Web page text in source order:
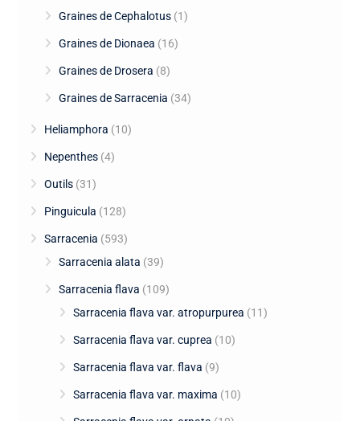
Graines de Cephalotus (1)
Graines de Dionaea (16)
Graines de Drosera (8)
Graines de Sarracenia (34)
Heliamphora (10)
Nepenthes (4)
Outils (31)
Pinguicula (128)
Sarracenia (593)
Sarracenia alata (39)
Sarracenia flava (109)
Sarracenia flava var. atropurpurea (11)
Sarracenia flava var. cuprea (10)
Sarracenia flava var. flava (9)
Sarracenia flava var. maxima (10)